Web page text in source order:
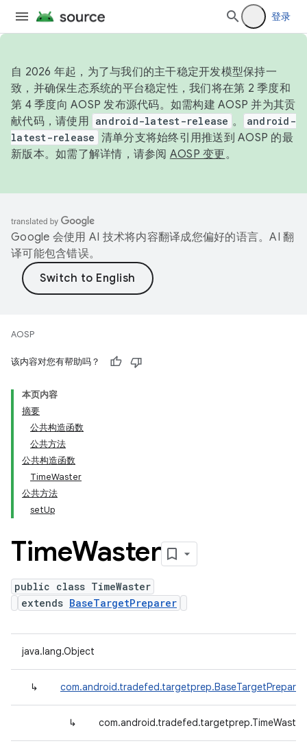
登录
自 2026 年起，为了与我们的主干稳定开发模型保持一
致，并确保生态系统的平台稳定性，我们将在第 2 季度和
第 4 季度向 AOSP 发布源代码。如需构建 AOSP 并为其贡
献代码，请使用 android-latest-release 。
android-
latest-release 清单分支将始终引用推送到 AOSP 的最
新版本。如需了解详情，请参阅 AOSP 变更。
Google 会使用 AI 技术将内容翻译成您偏好的语言。AI 翻
译可能包含错误。
AOSP
该内容对您有帮助吗？
本页内容
摘要
公共构造函数
公共方法
公共构造函数
TimeWaster
公共方法
setUp
TimeWaster
public class TimeWaster
extends BaseTargetPreparer
java.lang.Object
↳ com.android.tradefed.targetprep.BaseTargetPreparer
↳ com.android.tradefed.targetprep.TimeWaster